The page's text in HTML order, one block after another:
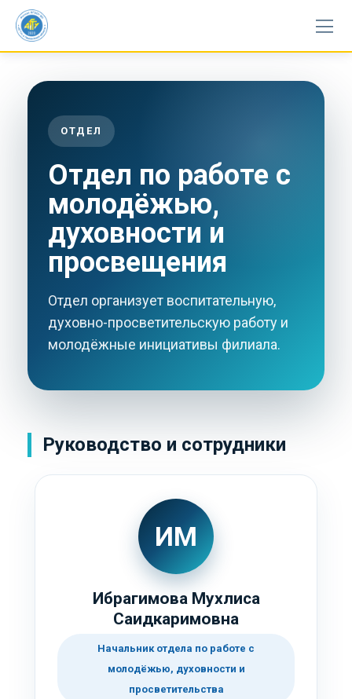
content
ОТДЕЛ
Отдел по работе с
молодёжью,
духовности и
просвещения
Отдел организует воспитательную,
духовно-просветительскую работу и
молодёжные инициативы филиала.
Руководство и сотрудники
ИМ
Ибрагимова Мухлиса
Саидкаримовна
Начальник отдела по работе с
молодёжью, духовности и
просветительства